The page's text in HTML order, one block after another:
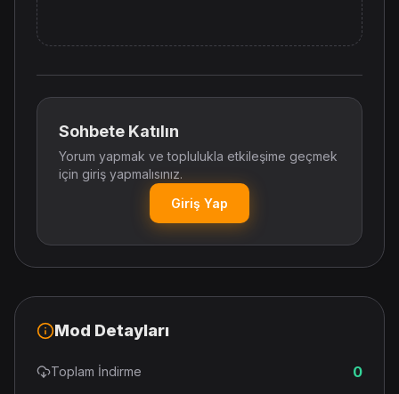
Sohbete Katılın
Yorum yapmak ve toplulukla etkileşime geçmek
için giriş yapmalısınız.
Giriş Yap
Mod Detayları
Toplam İndirme 0